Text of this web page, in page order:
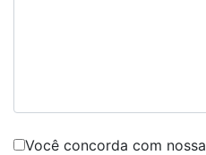
Você concorda com nossa